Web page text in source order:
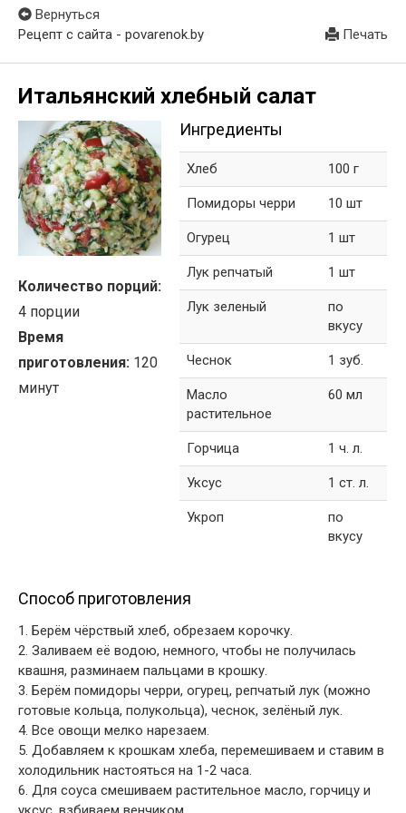
Вернуться
Рецепт с сайта - povarenok.by
Печать
Итальянский хлебный салат
Количество порций:
4 порции
Время
приготовления: 120
минут
Ингредиенты
Хлеб 100 г
Помидоры черри 10 шт
Огурец 1 шт
Лук репчатый 1 шт
Лук зеленый
по
вкусу
Чеснок 1 зуб.
Масло
растительное
60 мл
Горчица 1 ч. л.
Уксус 1 ст. л.
Укроп
по
вкусу
Способ приготовления
1. Берём чёрствый хлеб, обрезаем корочку.
2. Заливаем её водою, немного, чтобы не получилась
квашня, разминаем пальцами в крошку.
3. Берём помидоры черри, огурец, репчатый лук (можно
готовые кольца, полукольца), чеснок, зелёный лук.
4. Все овощи мелко нарезаем.
5. Добавляем к крошкам хлеба, перемешиваем и ставим в
холодильник настояться на 1-2 часа.
6. Для соуса смешиваем растительное масло, горчицу и